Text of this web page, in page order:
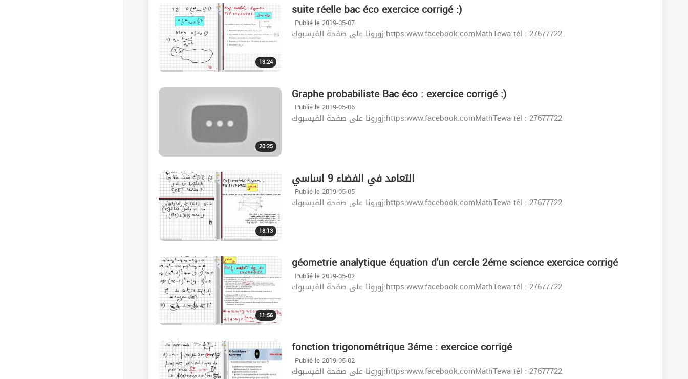
13:24
suite réelle bac éco exercice corrigé :)
Publié le 2019-05-07
زورونا على صفحة الفيسبوك:https:www.facebook.comMathTewa tél : 27677722
20:25
Graphe probabiliste Bac éco : exercice corrigé :)
Publié le 2019-05-06
زورونا على صفحة الفيسبوك:https:www.facebook.comMathTewa tél : 27677722
18:13
التعامد في الفضاء 9 اساسي
Publié le 2019-05-05
زورونا على صفحة الفيسبوك:https:www.facebook.comMathTewa tél : 27677722
11:56
géometrie analytique équation d'un cercle 2éme science exercice corrigé
Publié le 2019-05-02
زورونا على صفحة الفيسبوك:https:www.facebook.comMathTewa tél : 27677722
fonction trigonométrique 3éme : exercice corrigé
Publié le 2019-05-02
زورونا على صفحة الفيسبوك:https:www.facebook.comMathTewa tél : 27677722